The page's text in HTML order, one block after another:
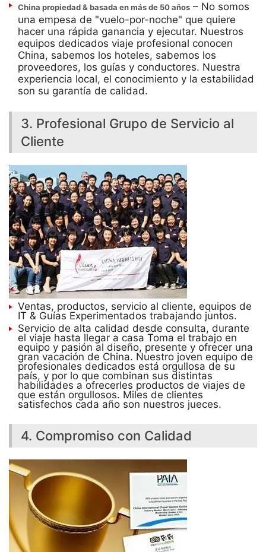
China propiedad & basada en más de 50 años – No somos
una empesa de "vuelo-por-noche" que quiere
hacer una rápida ganancia y ejecutar. Nuestros
equipos dedicados viaje profesional conocen
China, sabemos los hoteles, sabemos los
proveedores, los guías y conductores. Nuestra
experiencia local, el conocimiento y la estabilidad
son su garantía de calidad.
3. Profesional Grupo de Servicio al
Cliente
Ventas, productos, servicio al cliente, equipos de
IT & Guías Experimentados trabajando juntos.
Servicio de alta calidad desde consulta, durante
el viaje hasta llegar a casa Toma el trabajo en
equipo y pasión al diseño, presente y ofrecer una
gran vacación de China. Nuestro joven equipo de
profesionales dedicados está orgullosa de su
país, y por lo que combinan sus distintas
habilidades a ofrecerles productos de viajes de
que están orgullosos. Miles de clientes
satisfechos cada año son nuestros jueces.
4. Compromiso con Calidad